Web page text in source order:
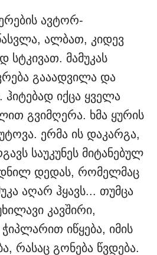
ავტორ-
ალბათ, კიდევ
სტკივათ. მამუკას
გააადვილა და
ჰიტებად იქცა ყველა
გვიმღერა. ხმა ყურის
ერმა ის დაკარგა,
საუკუნეს მიტანებულ
დედას, რომელმაც
აღარ ჰყავს... თუმცა
კავშირი,
იწყება, იმის
რასაც გონება წვდება.